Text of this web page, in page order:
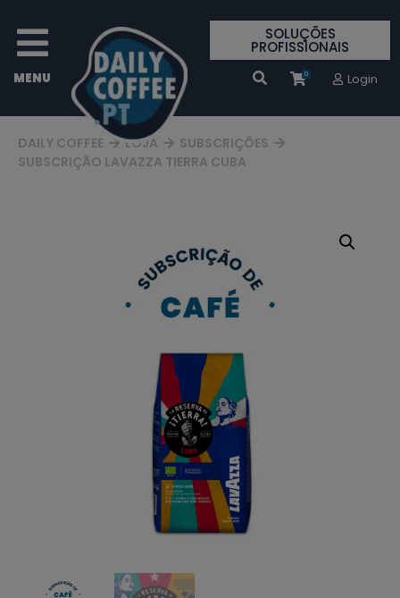
SOLUÇÕES
PROFISSIONAIS
0 Login
DAILY COFFEE LOJA
SUBSCRIÇÕES
SUBSCRIÇÃO LAVAZZA TIERRA CUBA